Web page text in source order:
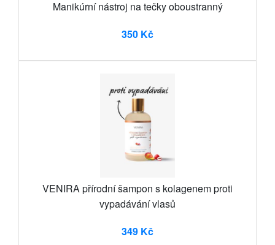
Manikúrní nástroj na tečky oboustranný
350 Kč
VENIRA přírodní šampon s kolagenem proti
vypadávání vlasů
349 Kč